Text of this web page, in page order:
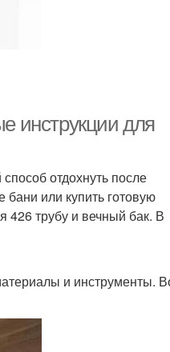
инструкции для
отдохнуть после
или купить готовую
426 трубу и вечный бак. В
и инструменты.